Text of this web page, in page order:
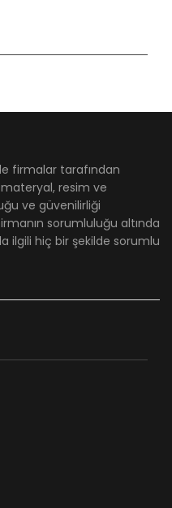
firmalar tarafından
resim ve
ve güvenilirliği
sorumluluğu altında
ilgili hiç bir şekilde sorumlu